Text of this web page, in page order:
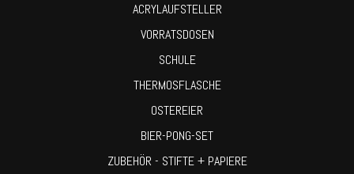
ACRYLAUFSTELLER
VORRATSDOSEN
SCHULE
THERMOSFLASCHE
OSTEREIER
BIER-PONG-SET
ZUBEHÖR - STIFTE + PAPIERE